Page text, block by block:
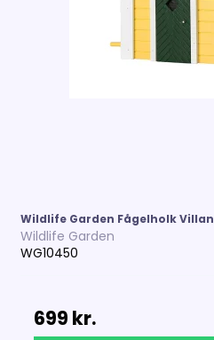
Wildlife Garden Fågelholk Villan
Wildlife Garden
WG10450
699 kr.